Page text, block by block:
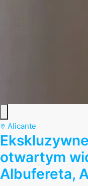
Alicante
otwartym
Albufereta,